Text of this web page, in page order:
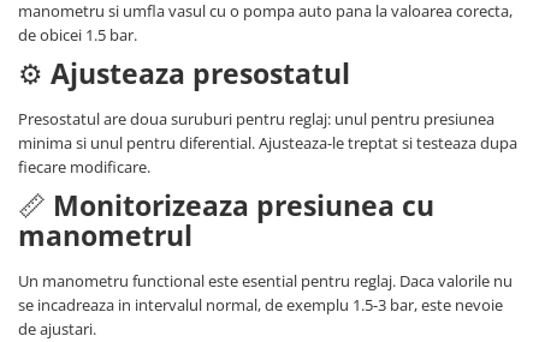
manometru si umfla vasul cu o pompa auto pana la valoarea corecta,
de obicei 1.5 bar.
⚙️ Ajusteaza presostatul
Presostatul are doua suruburi pentru reglaj: unul pentru presiunea
minima si unul pentru diferential. Ajusteaza-le treptat si testeaza dupa
fiecare modificare.
📏 Monitorizeaza presiunea cu
manometrul
Un manometru functional este esential pentru reglaj. Daca valorile nu
se incadreaza in intervalul normal, de exemplu 1.5-3 bar, este nevoie
de ajustari.